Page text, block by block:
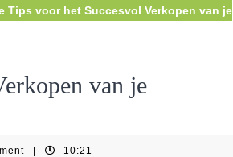
Tips voor het Succesvol Verkopen van je
van je
10:21